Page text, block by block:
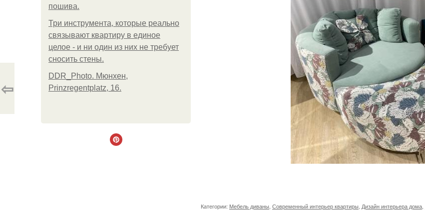
пошива.
Три инструмента, которые реально
связывают квартиру в единое
целое - и ни один из них не требует
сносить стены.
DDR_Photo. Мюнхен,
Prinzregentplatz, 16.
Категории: Мебель диваны Современный интерьер квартиры Дизайн интерьера дома
⇦